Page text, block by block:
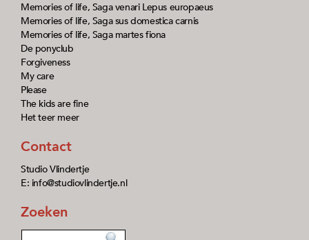
Memories of life, Saga venari Lepus europaeus
Memories of life, Saga sus domestica carnis
Memories of life, Saga martes fiona
De ponyclub
Forgiveness
My care
Please
The kids are fine
Het teer meer
Contact
Studio Vlindertje
E: info@studiovlindertje.nl
Zoeken